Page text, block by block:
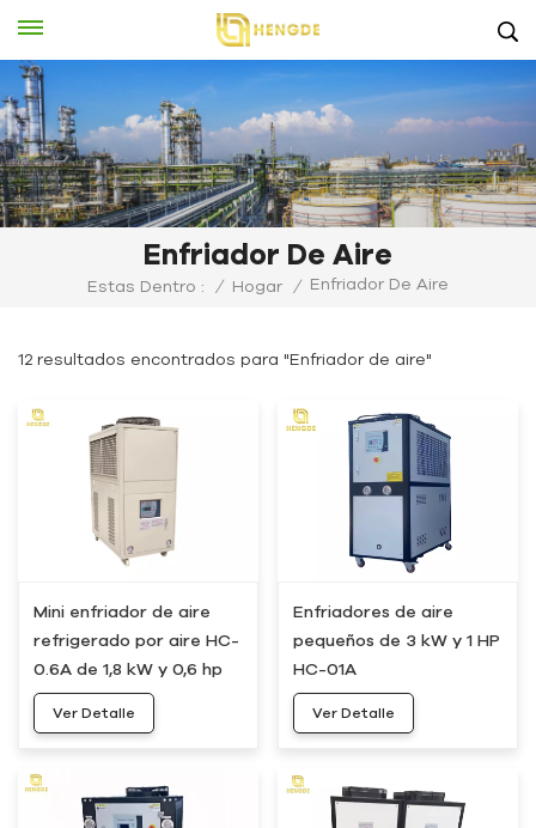
Enfriador De Aire
Estas Dentro : / Hogar / Enfriador De Aire
12 resultados encontrados para "Enfriador de aire"
Mini enfriador de aire
refrigerado por aire HC-
0.6A de 1,8 kW y 0,6 hp
Ver Detalle
Enfriadores de aire
pequeños de 3 kW y 1 HP
HC-01A
Ver Detalle